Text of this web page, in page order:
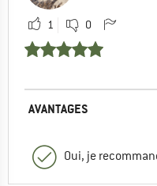
1 0
AVANTAGES
Oui, je